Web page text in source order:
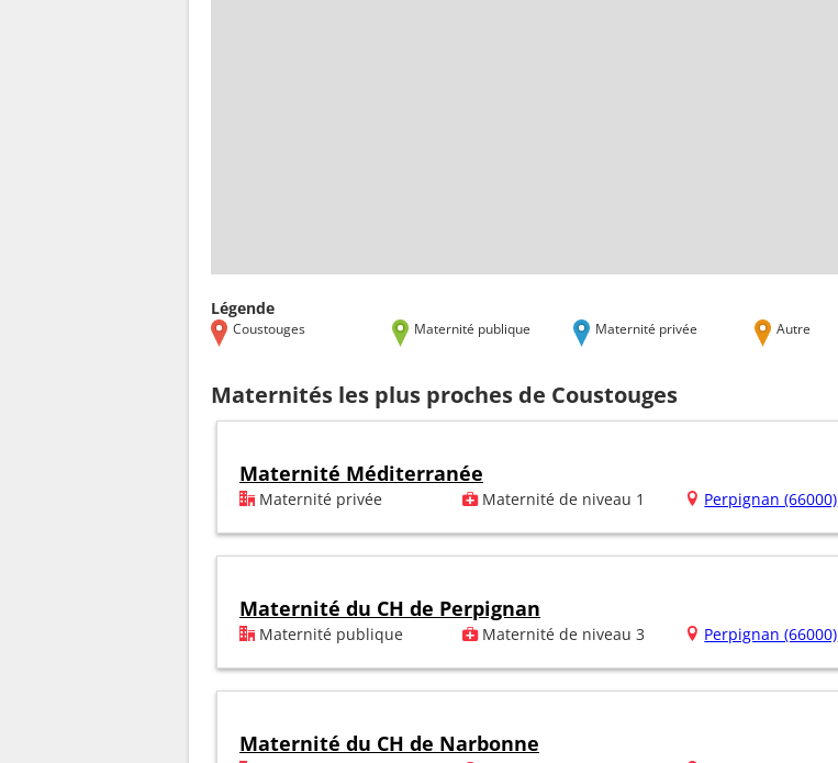
Légende
Coustouges Maternité publique Maternité privée Autre
Maternités les plus proches de Coustouges
Maternité Méditerranée
Maternité privée Maternité de niveau 1 Perpignan (66000)
Maternité du CH de Perpignan
Maternité publique Maternité de niveau 3 Perpignan (66000)
Maternité du CH de Narbonne